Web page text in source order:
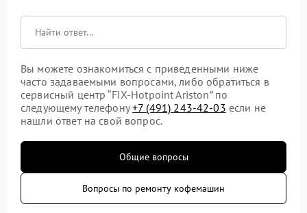
Вы можете ознакомиться с приведенными ниже
часто задаваемыми вопросами, либо обратиться в
сервисный центр “FIX-Hotpoint Ariston” по
следующему телефону+7 (491) 243-42-03 если не
нашли ответ на свой вопрос.
Общие вопросы
Вопросы по ремонту кофемашин